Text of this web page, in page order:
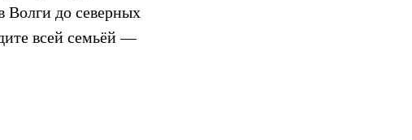
Волги до северных
всей семьёй —